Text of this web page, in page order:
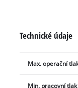
Technické údaje
Max. operační
Min. pracovní tlak